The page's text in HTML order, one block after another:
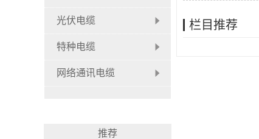
栏目推荐
光伏电缆
特种电缆
网络通讯电缆
推荐